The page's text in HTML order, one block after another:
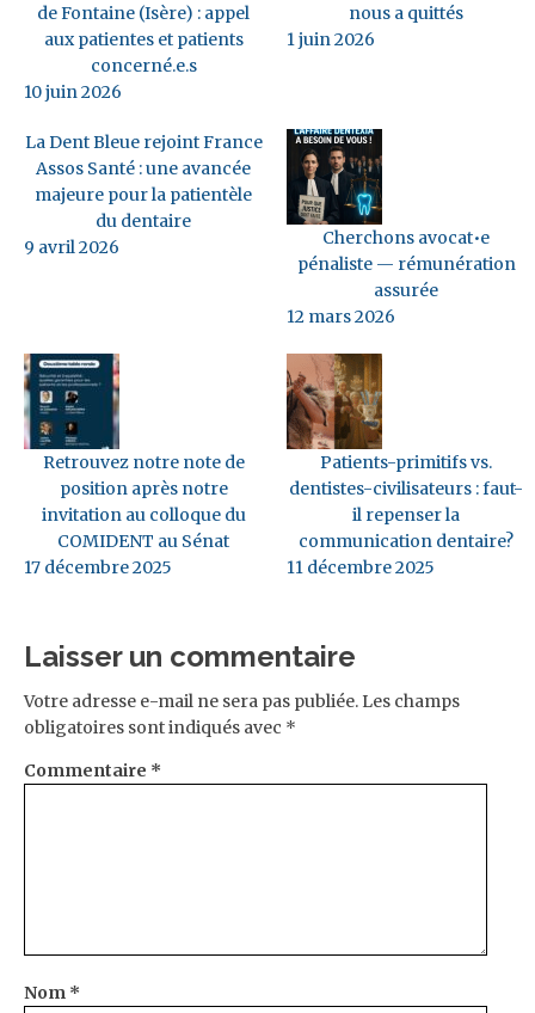
de Fontaine (Isère) : appel
aux patientes et patients
concerné.e.s
10 juin 2026
nous a quittés
1 juin 2026
La Dent Bleue rejoint France
Assos Santé : une avancée
majeure pour la patientèle
du dentaire
9 avril 2026
Cherchons avocat•e
pénaliste — rémunération
assurée
12 mars 2026
Retrouvez notre note de
position après notre
invitation au colloque du
COMIDENT au Sénat
17 décembre 2025
Patients-primitifs vs.
dentistes-civilisateurs : faut-
il repenser la
communication dentaire?
11 décembre 2025
Laisser un commentaire
Votre adresse e-mail ne sera pas publiée. Les champs
obligatoires sont indiqués avec *
Commentaire *
Nom *